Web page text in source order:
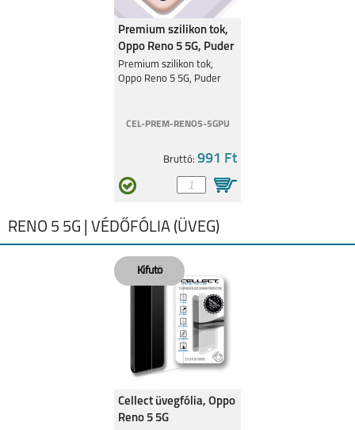
RENO 5Z 5G
Premium szilikon tok,
Oppo Reno 5 5G, Puder
Premium szilikon tok,
Oppo Reno 5 5G, Puder
CEL-PREM-RENO5-5GPU
Bruttó: 991 Ft
RENO 5 5G | VÉDŐFÓLIA (ÜVEG)
Cellect üvegfólia, Oppo
Reno 5 5G